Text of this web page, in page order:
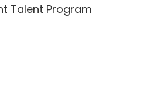
Talent Program